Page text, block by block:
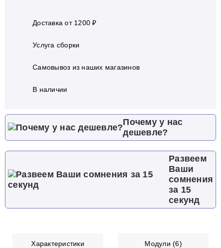
Доставка от 1200 ₽
Услуга сборки
Самовывоз из наших магазинов
В наличии
Почему у нас
дешевле?
Развеем
Ваши
сомнения
за 15
секунд
Характеристики Модули (6)